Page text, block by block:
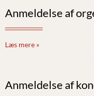
Anmeldelse af
Læs mere »
Anmeldelse af